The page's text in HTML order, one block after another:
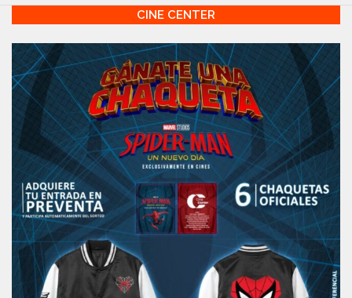
CINE CENTER